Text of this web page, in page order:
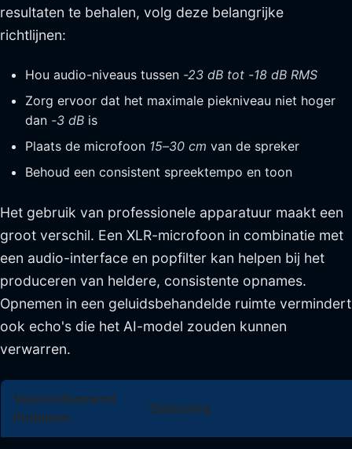
resultaten te behalen, volg deze belangrijke
richtlijnen:
Hou audio-niveaus tussen -23 dB tot -18 dB RMS
Zorg ervoor dat het maximale piekniveau niet hoger
dan -3 dB is
Plaats de microfoon 15–30 cm van de spreker
Behoud een consistent spreektempo en toon
Het gebruik van professionele apparatuur maakt een
groot verschil. Een XLR-microfoon in combinatie met
een audio-interface en popfilter kan helpen bij het
produceren van heldere, consistente opnames.
Opnemen in een geluidsbehandelde ruimte vermindert
ook echo's die het AI-model zouden kunnen
verwarren.
Veelvoorkomend
Probleem
Oplossing